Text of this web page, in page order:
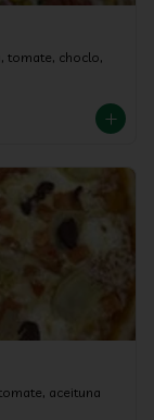
tomate, choclo,
aceituna